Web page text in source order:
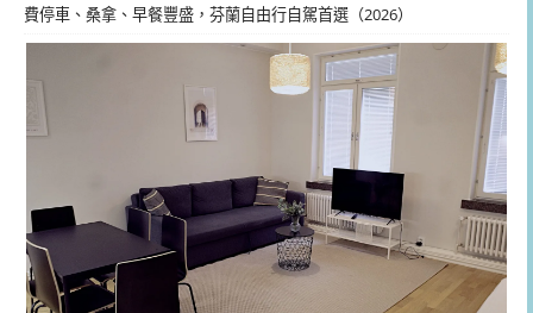
費停車、桑拿、早餐豐盛，芬蘭自由行自駕首選（2026）